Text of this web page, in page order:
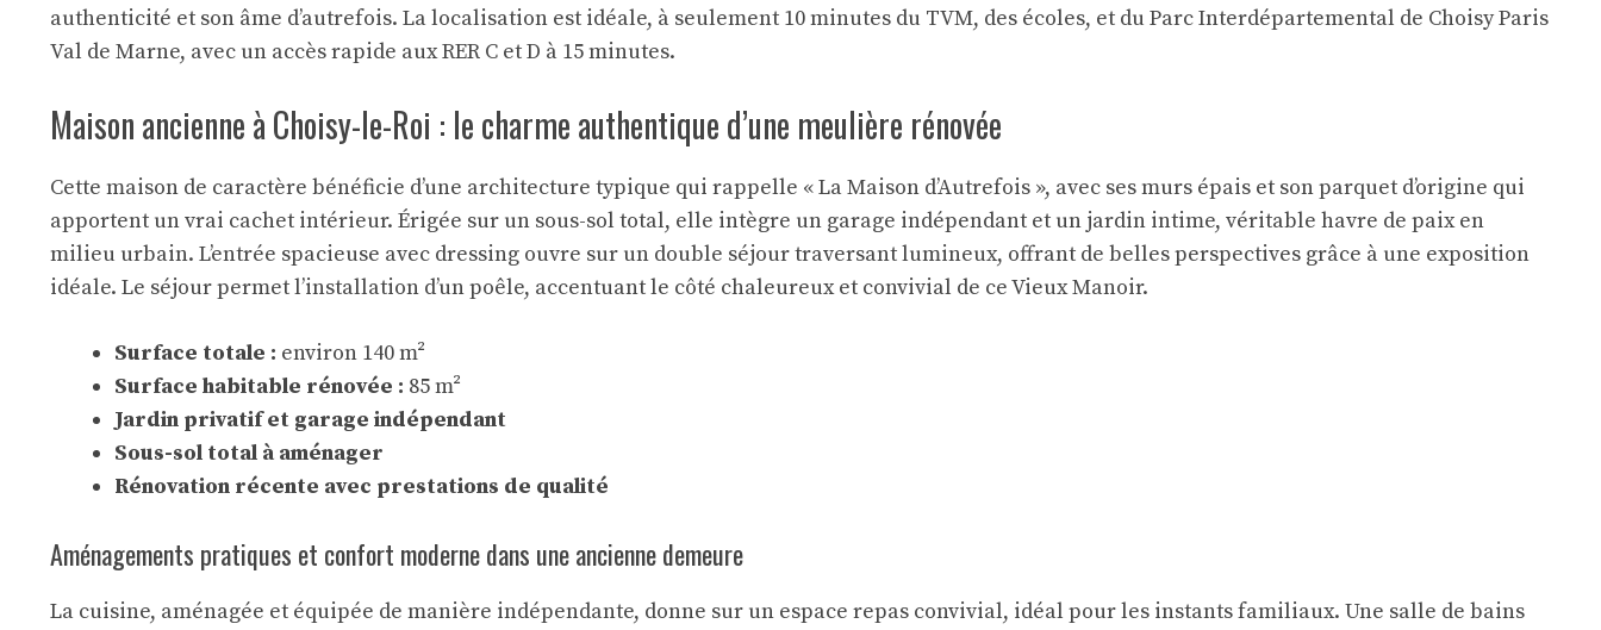
authenticité et son âme d’autrefois. La localisation est idéale, à seulement 10 minutes du TVM, des écoles, et du Parc Interdépartemental de Choisy Paris
Val de Marne, avec un accès rapide aux RER C et D à 15 minutes.
Maison ancienne à Choisy-le-Roi : le charme authentique d’une meulière rénovée
Cette maison de caractère bénéficie d’une architecture typique qui rappelle « La Maison d’Autrefois », avec ses murs épais et son parquet d’origine qui
apportent un vrai cachet intérieur. Érigée sur un sous-sol total, elle intègre un garage indépendant et un jardin intime, véritable havre de paix en
milieu urbain. L’entrée spacieuse avec dressing ouvre sur un double séjour traversant lumineux, offrant de belles perspectives grâce à une exposition
idéale. Le séjour permet l’installation d’un poêle, accentuant le côté chaleureux et convivial de ce Vieux Manoir.
Surface totale : environ 140 m²
Surface habitable rénovée : 85 m²
Jardin privatif et garage indépendant
Sous-sol total à aménager
Rénovation récente avec prestations de qualité
Aménagements pratiques et confort moderne dans une ancienne demeure
La cuisine, aménagée et équipée de manière indépendante, donne sur un espace repas convivial, idéal pour les instants familiaux. Une salle de bains